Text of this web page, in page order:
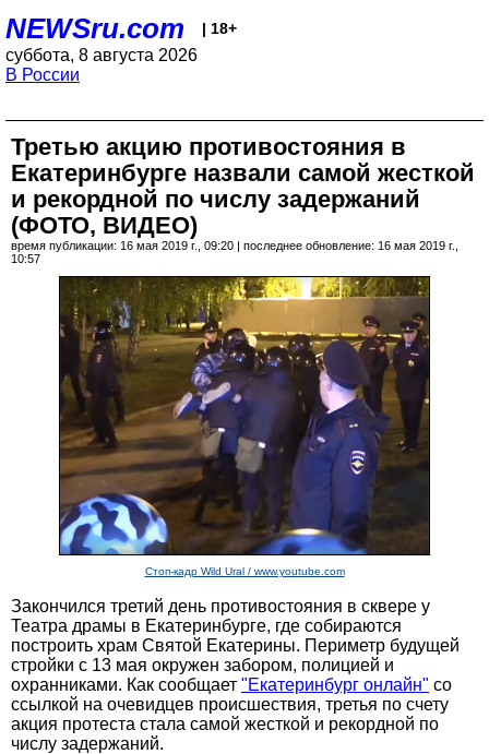
NEWSru.com | 18+
суббота, 8 августа 2026
В России
Третью акцию противостояния в
Екатеринбурге назвали самой жесткой
и рекордной по числу задержаний
(ФОТО, ВИДЕО)
время публикации: 16 мая 2019 г., 09:20 | последнее обновление: 16 мая 2019 г.,
10:57
Стоп-кадр Wild Ural / www.youtube.com
Закончился третий день противостояния в сквере у
Театра драмы в Екатеринбурге, где собираются
построить храм Святой Екатерины. Периметр будущей
стройки с 13 мая окружен забором, полицией и
охранниками. Как сообщает "Екатеринбург онлайн" со
ссылкой на очевидцев происшествия, третья по счету
акция протеста стала самой жесткой и рекордной по
числу задержаний.